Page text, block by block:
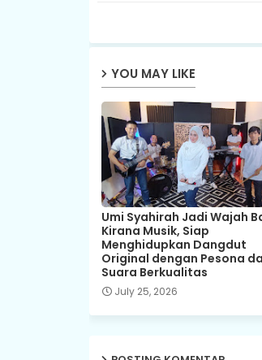
YOU MAY LIKE
Umi Syahirah Jadi Wajah
Kirana Musik, Siap
Menghidupkan Dangdut
Original dengan Pesona
Suara Berkualitas
July 25, 2026